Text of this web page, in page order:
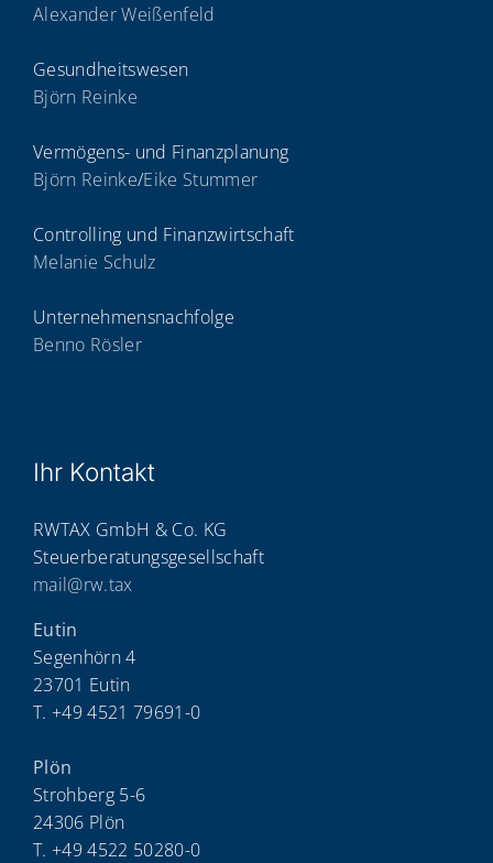
Alexander Weißenfeld
Gesundheitswesen
Björn Reinke
Vermögens- und Finanzplanung
Björn Reinke/Eike Stummer
Controlling und Finanzwirtschaft
Melanie Schulz
Unternehmensnachfolge
Benno Rösler
Ihr Kon­takt
RWTAX GmbH & Co. KG
Steuerberatungsgesellschaft
mail@rw.tax
Eutin
Segenhörn 4
23701 Eutin
T. +49 4521 79691-0
Plön
Strohberg 5-6
24306 Plön
T. +49 4522 50280-0